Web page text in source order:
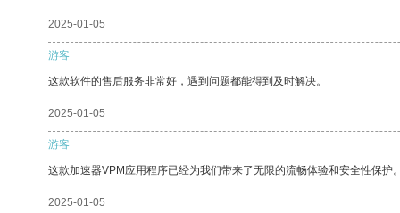
2025-01-05
游客
这款软件的售后服务非常好，遇到问题都能得到及时解决。
2025-01-05
游客
这款加速器VPM应用程序已经为我们带来了无限的流畅体验和安全性保护
2025-01-05